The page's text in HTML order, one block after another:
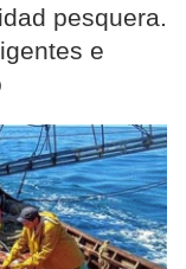
pesquera.
e